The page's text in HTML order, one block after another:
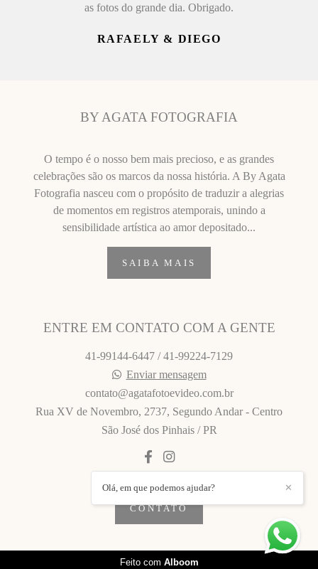
as fotos do grande dia. Obrigado.
RAFAELY & DIEGO
BY AGATA FOTOGRAFIA
O tempo é o nosso bem mais precioso, e as grandes
celebrações são os marcos da nossa história. A By Agata
Fotografia nasceu com o propósito de traduzir a alegrias
de momentos em registros atemporais, unindo a
sensibilidade artística ao amor depositado...
SAIBA MAIS
ENTRE EM CONTATO COM A GENTE
41-99144-6447 / 41-99224-7129
Enviar mensagem
contato@agatafotoevideo.com.br
Rua XV de Novembro, 2737, Segundo Andar - Centro
São José dos Pinhais / PR
CONTATO
✕
Olá, em que podemos ajudar?
Feito com Alboom